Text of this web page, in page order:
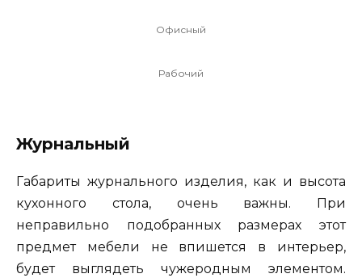
Офисный
Рабочий
Журнальный
Габариты журнального изделия, как и высота
кухонного стола, очень важны. При
неправильно подобранных размерах этот
предмет мебели не впишется в интерьер,
будет выглядеть чужеродным элементом.